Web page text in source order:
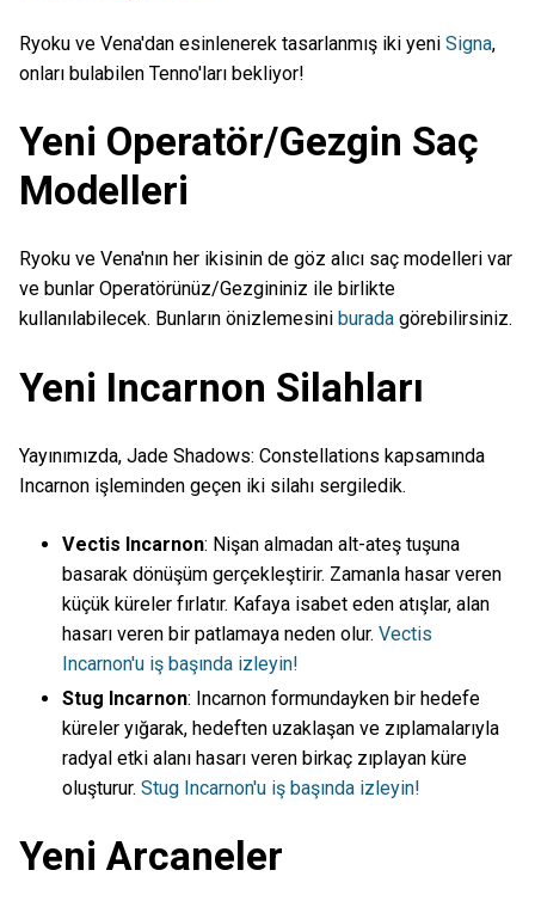
Ryoku ve Vena'dan esinlenerek tasarlanmış iki yeni Signa,
onları bulabilen Tenno'ları bekliyor!
Yeni Operatör/Gezgin Saç
Modelleri
Ryoku ve Vena'nın her ikisinin de göz alıcı saç modelleri var
ve bunlar Operatörünüz/Gezgininiz ile birlikte
kullanılabilecek. Bunların önizlemesini burada görebilirsiniz.
Yeni Incarnon Silahları
Yayınımızda, Jade Shadows: Constellations kapsamında
Incarnon işleminden geçen iki silahı sergiledik.
Vectis Incarnon: Nişan almadan alt-ateş tuşuna
basarak dönüşüm gerçekleştirir. Zamanla hasar veren
küçük küreler fırlatır. Kafaya isabet eden atışlar, alan
hasarı veren bir patlamaya neden olur.Vectis
Incarnon'u iş başında izleyin!
Stug Incarnon: Incarnon formundayken bir hedefe
küreler yığarak, hedeften uzaklaşan ve zıplamalarıyla
radyal etki alanı hasarı veren birkaç zıplayan küre
oluşturur.Stug Incarnon'u iş başında izleyin!
Yeni Arcaneler